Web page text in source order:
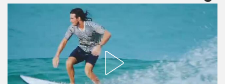
פיננסי וכלכלה
בין הסדינים
חיות מחמד